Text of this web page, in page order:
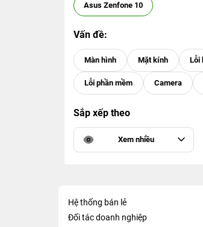
Asus Zenfone 10
Vấn đề:
Sắp xếp theo
Xem nhiều
Hệ thống bán lẻ
Đối tác doanh nghiệp